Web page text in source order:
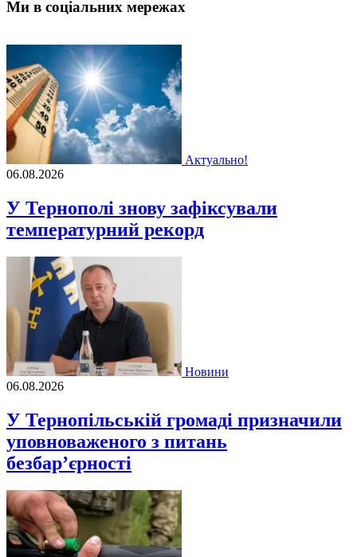
Ми в соціальних мережах
Актуально!
06.08.2026
У Тернополі знову зафіксували
температурний рекорд
Новини
06.08.2026
У Тернопільській громаді призначили
уповноваженого з питань
безбар’єрності